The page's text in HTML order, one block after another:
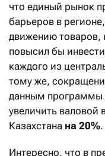
что единый рынок
барьеров в
движению товаров,
повысил бы
каждого из
тому же,
данным программы
увеличить валовой
Казахстана на 20%.
Интересно, что в